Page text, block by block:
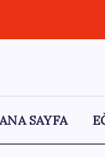
ANA SAYFA